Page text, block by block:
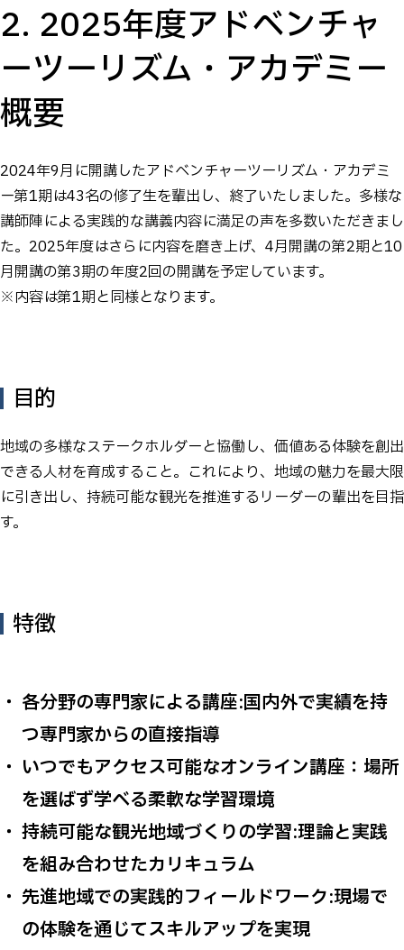
2. 2025年度アドベンチャ
ーツーリズム・アカデミー
概要
2024年9月に開講したアドベンチャーツーリズム・アカデミ
ー第1期は43名の修了生を輩出し、終了いたしました。多様な
講師陣による実践的な講義内容に満足の声を多数いただきまし
た。2025年度はさらに内容を磨き上げ、4月開講の第2期と10
月開講の第3期の年度2回の開講を予定しています。
※内容は第1期と同様となります。
目的
地域の多様なステークホルダーと協働し、価値ある体験を創出
できる人材を育成すること。これにより、地域の魅力を最大限
に引き出し、持続可能な観光を推進するリーダーの輩出を目指
す。
特徴
各分野の専門家による講座:国内外で実績を持
つ専門家からの直接指導
いつでもアクセス可能なオンライン講座：場所
を選ばず学べる柔軟な学習環境
持続可能な観光地域づくりの学習:理論と実践
を組み合わせたカリキュラム
先進地域での実践的フィールドワーク:現場で
の体験を通じてスキルアップを実現